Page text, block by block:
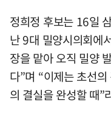
정희정 후보는 16일
난 9대 밀양시의회에
장을 맡아 오직 밀양
다”며 “이제는 초선
의 결실을 완성할 때”